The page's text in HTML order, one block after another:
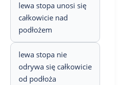
lewa stopa unosi się
całkowicie nad
podłożem
lewa stopa nie
odrywa się całkowicie
od podłoża